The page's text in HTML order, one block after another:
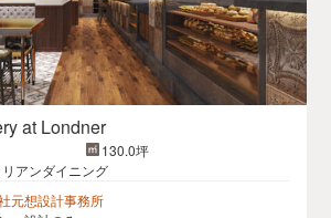
at Londner
130.0坪
アンダイニング
元想設計事務所